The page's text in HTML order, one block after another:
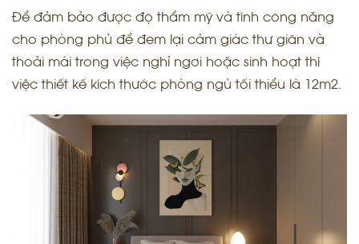
Để đảm bảo được độ thẩm mỹ và tính công năng
cho phòng phủ để đem lại cảm giác thư giãn và
thoải mái trong việc nghỉ ngơi hoặc sinh hoạt thì
việc thiết kế kích thước phòng ngủ tối thiểu là 12m2.